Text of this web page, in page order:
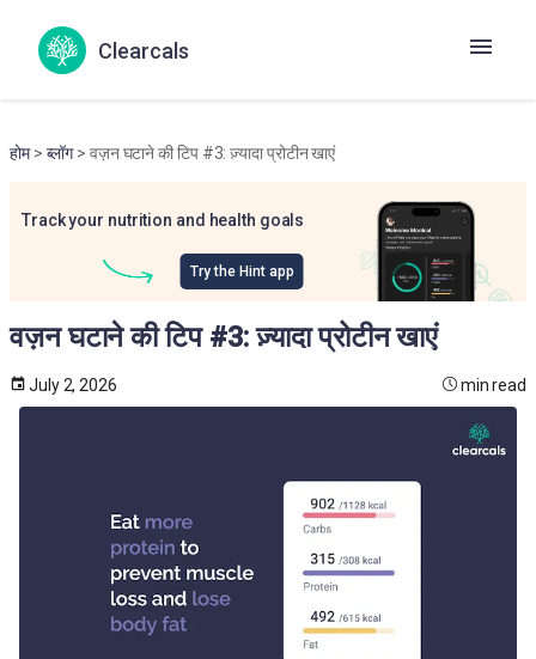
Clearcals
होम> ब्लॉग> वज़न घटाने की टिप #3: ज़्यादा प्रोटीन खाएं
Track your nutrition and health goals
Try the Hint app
वज़न घटाने की टिप #3: ज़्यादा प्रोटीन खाएं
July 2, 2026 min read